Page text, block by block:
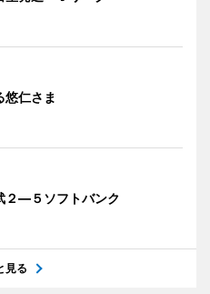
悠仁さま
２―５ソフトバンク
見る